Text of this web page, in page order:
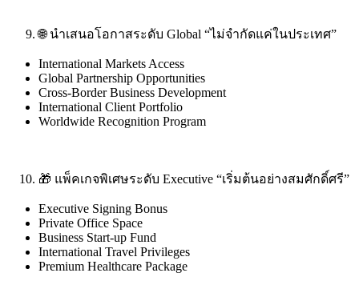
🌐 นำเสนอโอกาสระดับ Global “ไม่จำกัดแค่ในประเทศ”
International Markets Access
Global Partnership Opportunities
Cross-Border Business Development
International Client Portfolio
Worldwide Recognition Program
🎁 แพ็คเกจพิเศษระดับ Executive “เริ่มต้นอย่างสมศักดิ์ศรี”
Executive Signing Bonus
Private Office Space
Business Start-up Fund
International Travel Privileges
Premium Healthcare Package